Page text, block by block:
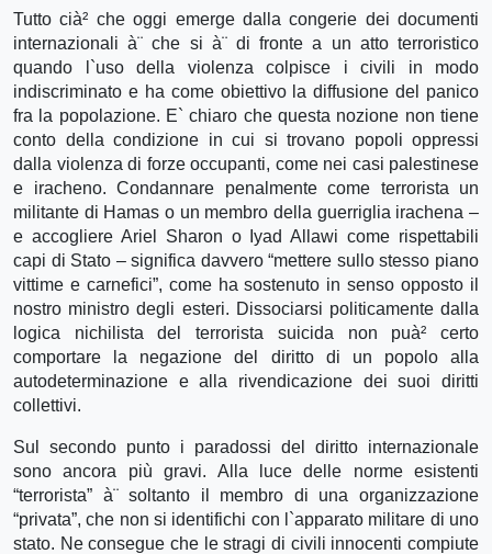
Tutto cià² che oggi emerge dalla congerie dei documenti
internazionali à¨ che si à¨ di fronte a un atto terroristico
quando l`uso della violenza colpisce i civili in modo
indiscriminato e ha come obiettivo la diffusione del panico
fra la popolazione. E` chiaro che questa nozione non tiene
conto della condizione in cui si trovano popoli oppressi
dalla violenza di forze occupanti, come nei casi palestinese
e iracheno. Condannare penalmente come terrorista un
militante di Hamas o un membro della guerriglia irachena –
e accogliere Ariel Sharon o Iyad Allawi come rispettabili
capi di Stato – significa davvero “mettere sullo stesso piano
vittime e carnefici”, come ha sostenuto in senso opposto il
nostro ministro degli esteri. Dissociarsi politicamente dalla
logica nichilista del terrorista suicida non puà² certo
comportare la negazione del diritto di un popolo alla
autodeterminazione e alla rivendicazione dei suoi diritti
collettivi.
Sul secondo punto i paradossi del diritto internazionale
sono ancora più gravi. Alla luce delle norme esistenti
“terrorista” à¨ soltanto il membro di una organizzazione
“privata”, che non si identifichi con l`apparato militare di uno
stato. Ne consegue che le stragi di civili innocenti compiute